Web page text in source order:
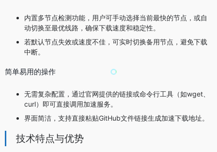
内置多节点检测功能，用户可手动选择当前最快的节点，或自
动切换至最优线路，确保下载速度和稳定性。
若默认节点失效或速度不佳，可实时切换备用节点，避免下载
中断。
简单易用的操作
无需复杂配置，通过官网提供的链接或命令行工具（如wget、
curl）即可直接调用加速服务。
界面简洁，支持直接粘贴GitHub文件链接生成加速下载地址。
技术特点与优势